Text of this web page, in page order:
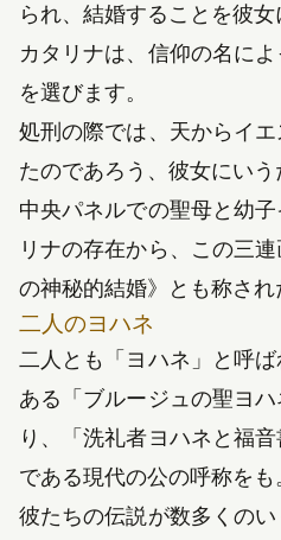
られ、結婚することを彼女
カタリナは、信仰の名に
を選びます。
処刑の際では、天からイ
たのであろう、彼女にいう
中央パネルでの聖母と幼
リナの存在から、この三
の神秘的結婚》とも称され
二人のヨハネ
二人とも「ヨハネ」と呼
ある「ブルージュの聖ヨ
り、「洗礼者ヨハネと福
である現代の公の呼称をも
彼たちの伝説が数多くの